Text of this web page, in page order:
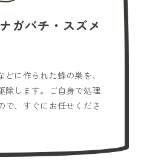
ガバチ・スズメ
に作られた蜂の巣を、
除します。ご自身で処理
で、すぐにお任せくださ